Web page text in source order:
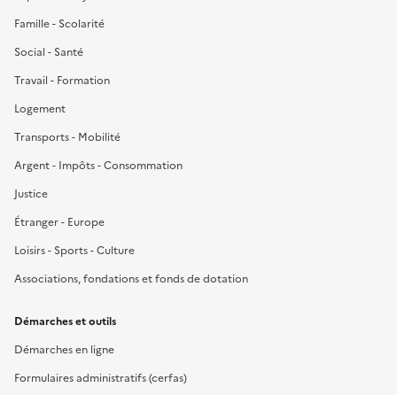
Famille - Scolarité
Social - Santé
Travail - Formation
Logement
Transports - Mobilité
Argent - Impôts - Consommation
Justice
Étranger - Europe
Loisirs - Sports - Culture
Associations, fondations et fonds de dotation
Démarches et outils
Démarches en ligne
Formulaires administratifs (cerfas)